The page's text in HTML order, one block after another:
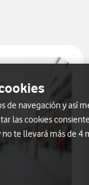
de navegación y así
las cookies
te llevará más de 4